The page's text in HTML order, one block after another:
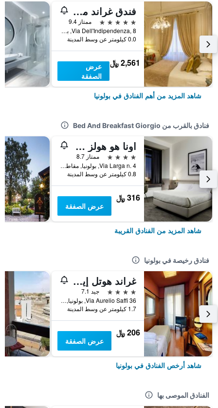
فندق غراند ماجستيك جيا باليوني
5 نجوم
ممتاز 9.4
Via Dell'Indipendenza, 8, بولونيا, مقاطعة بولونيا, إيطاليا
0.0 كيلومتر عن وسط المدينة
2,561 ﷼
عرض
الصفقة
شاهد المزيد من أهم الفنادق في بولونيا
فنادق بالقرب من Bed And Breakfast Giorgio
اونا هو هولز سان فيتال بولونيا
4 نجوم
ممتاز 8.7
Via Larga n. 4, بولونيا, مقاطعة بولونيا, إيطاليا
0.8 كيلومتر عن وسط المدينة
316 ﷼
عرض الصفقة
شاهد المزيد من الفنادق القريبة
فنادق رخيصة في بولونيا
غراند هوتل إيليت
4 نجوم
جيد 7.1
Via Aurelio Saffi 36, بولونيا, مقاطعة بولونيا, إيطاليا
1.7 كيلومتر عن وسط المدينة
206 ﷼
عرض الصفقة
شاهد أرخص الفنادق في بولونيا
الفنادق الموصى بها